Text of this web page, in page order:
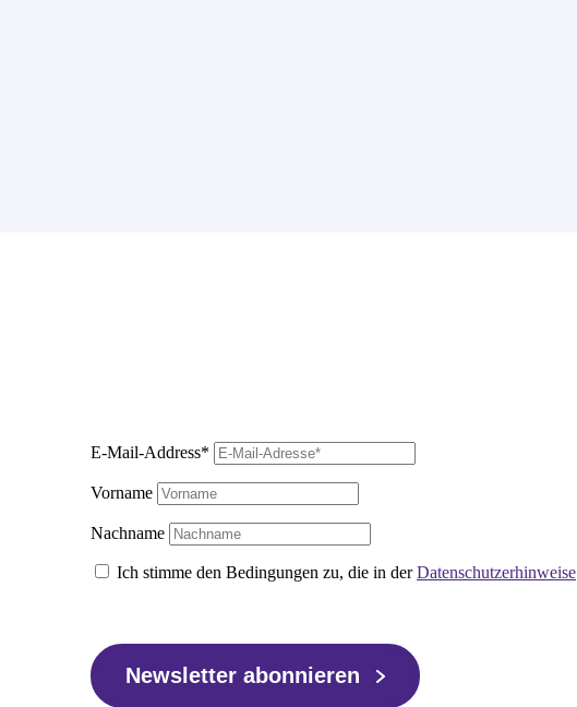
E-Mail-Address*
Vorname
Nachname
Ich stimme den Bedingungen zu, die in derDatenschutzerhinweise
Newsletter abonnieren